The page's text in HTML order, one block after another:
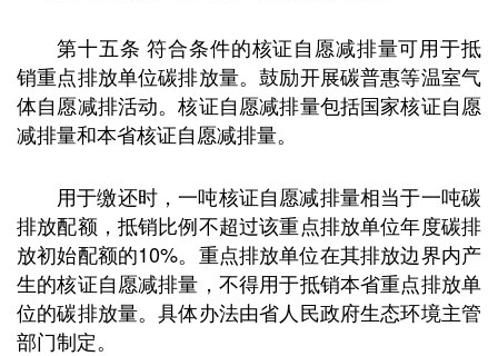
第十五条 符合条件的核证自愿减排量可用于抵
销重点排放单位碳排放量。鼓励开展碳普惠等温室气
体自愿减排活动。核证自愿减排量包括国家核证自愿
减排量和本省核证自愿减排量。
用于缴还时，一吨核证自愿减排量相当于一吨碳
排放配额，抵销比例不超过该重点排放单位年度碳排
放初始配额的10%。重点排放单位在其排放边界内产
生的核证自愿减排量，不得用于抵销本省重点排放单
位的碳排放量。具体办法由省人民政府生态环境主管
部门制定。